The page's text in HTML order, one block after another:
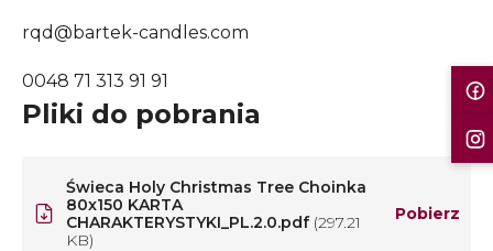
rqd@bartek-candles.com
0048 71 313 91 91
Pliki do pobrania
Świeca Holy Christmas Tree Choinka
80x150 KARTA
CHARAKTERYSTYKI_PL.2.0.pdf (297.21
KB)
Pobierz